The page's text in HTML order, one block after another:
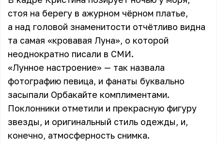
стоя на берегу в ажурном чёрном платье,
а над головой знаменитости отчётливо видна
та самая «кровавая Луна», о которой
неоднократно писали в СМИ.
«Лунное настроение» — так назвала
фотографию певица, и фанаты буквально
засыпали Орбакайте комплиментами.
Поклонники отметили и прекрасную фигуру
звезды, и оригинальный стиль одежды, и,
конечно, атмосферность снимка.